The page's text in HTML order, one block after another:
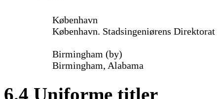
København
København. Stadsingeniørens Direktorat
Birmingham (by)
Birmingham, Alabama
6.4 Uniforme titler